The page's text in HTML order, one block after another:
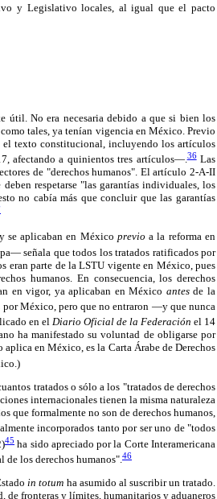
y Legislativo locales, al igual que el pacto
útil. No era necesaria debido a que si bien los
tales, ya tenían vigencia en México. Previo
el texto constitucional, incluyendo los artículos
afectando a quinientos tres artículos—.36Las
de "derechos humanos". El artículo 2-A-II
respetarse "las garantías individuales, los
no cabía más que concluir que las garantías
se aplicaban en México previo a la reforma en
señala que todos los tratados ratificados por
eran parte de la LSTU vigente en México, pues
humanos. En consecuencia, los derechos
en vigor, ya aplicaban en México antesde la
por México, pero que no entraron —y que nunca
en elDiario Oficial de la Federación el 14
ha manifestado su voluntad de obligarse por
en México, es la Carta Árabe de Derechos
tratados o sólo a los "tratados de derechos
internacionales tienen la misma naturaleza
que formalmente no son de derechos humanos,
incorporados tanto por ser uno de "todos
45 ha sido apreciado por la Corte Interamericana
los derechos humanos". 46
in totum ha asumido al suscribir un tratado.
de fronteras y límites, humanitarios y aduaneros